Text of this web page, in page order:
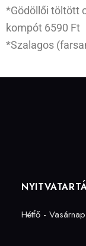
*Gödöllői töltött
kompót 6590 Ft
*Szalagos
Hétfő - Vasárnap